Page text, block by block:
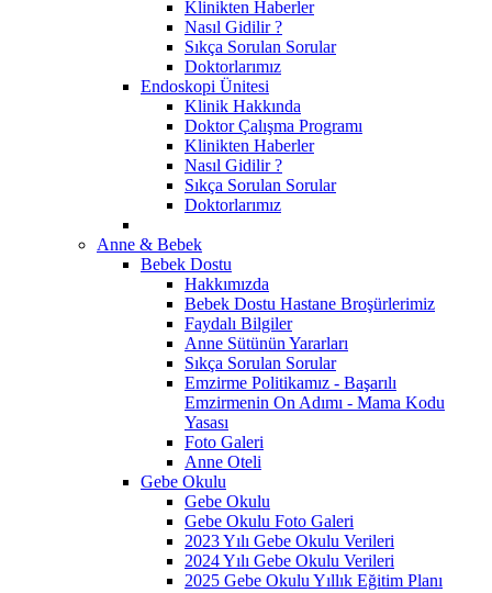
Klinikten Haberler
Nasıl Gidilir ?
Sıkça Sorulan Sorular
Doktorlarımız
Endoskopi Ünitesi
Klinik Hakkında
Doktor Çalışma Programı
Klinikten Haberler
Nasıl Gidilir ?
Sıkça Sorulan Sorular
Doktorlarımız
Anne & Bebek
Bebek Dostu
Hakkımızda
Bebek Dostu Hastane Broşürlerimiz
Faydalı Bilgiler
Anne Sütünün Yararları
Sıkça Sorulan Sorular
Emzirme Politikamız - Başarılı
Emzirmenin On Adımı - Mama Kodu
Yasası
Foto Galeri
Anne Oteli
Gebe Okulu
Gebe Okulu
Gebe Okulu Foto Galeri
2023 Yılı Gebe Okulu Verileri
2024 Yılı Gebe Okulu Verileri
2025 Gebe Okulu Yıllık Eğitim Planı